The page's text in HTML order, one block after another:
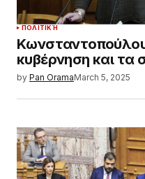
ΠΟΛΙΤΙΚΉ
κυβέρνηση και τα
by Pan OramaMarch 5, 2025